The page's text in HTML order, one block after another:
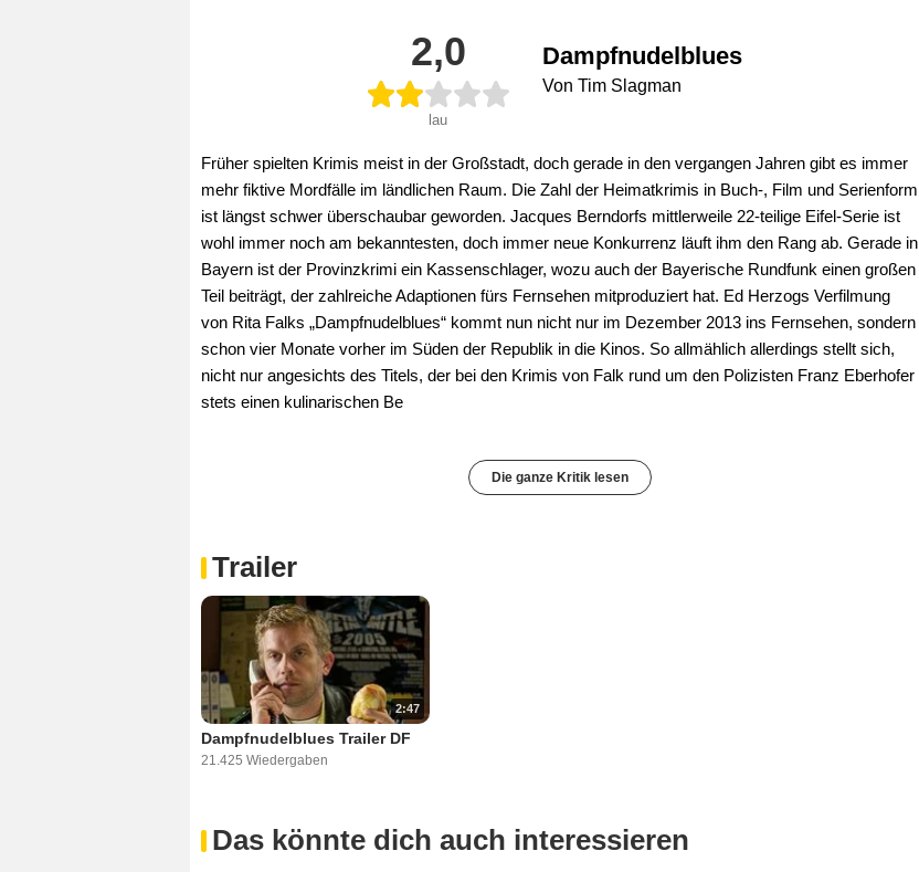
2,0
lau
Dampfnudelblues
Von Tim Slagman
Früher spielten Krimis meist in der Großstadt, doch gerade in den vergangen Jahren gibt es immer
mehr fiktive Mordfälle im ländlichen Raum. Die Zahl der Heimatkrimis in Buch-, Film und Serienform
ist längst schwer überschaubar geworden. Jacques Berndorfs mittlerweile 22-teilige Eifel-Serie ist
wohl immer noch am bekanntesten, doch immer neue Konkurrenz läuft ihm den Rang ab. Gerade in
Bayern ist der Provinzkrimi ein Kassenschlager, wozu auch der Bayerische Rundfunk einen großen
Teil beiträgt, der zahlreiche Adaptionen fürs Fernsehen mitproduziert hat. Ed Herzogs Verfilmung
von Rita Falks „Dampfnudelblues“ kommt nun nicht nur im Dezember 2013 ins Fernsehen, sondern
schon vier Monate vorher im Süden der Republik in die Kinos. So allmählich allerdings stellt sich,
nicht nur angesichts des Titels, der bei den Krimis von Falk rund um den Polizisten Franz Eberhofer
stets einen kulinarischen Be
Die ganze Kritik lesen
Trailer
2:47
Dampfnudelblues Trailer DF
21.425 Wiedergaben
Das könnte dich auch interessieren